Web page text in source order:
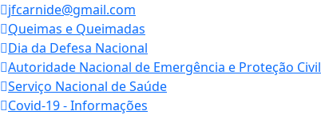
jfcarnide@gmail.com
Queimas e Queimadas
Dia da Defesa Nacional
Autoridade Nacional de Emergência e Proteção Civil
Serviço Nacional de Saúde
Covid-19 - Informações